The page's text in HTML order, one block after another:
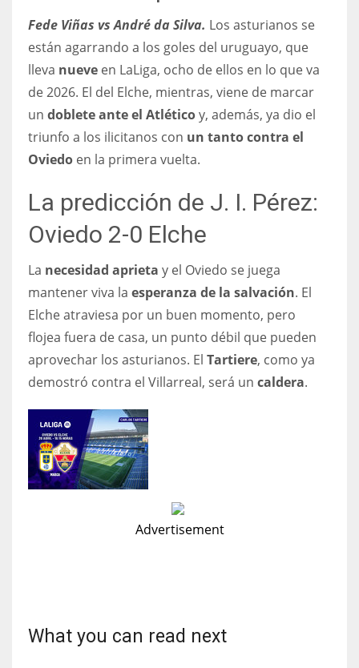
Fede Viñas vs André da Silva. Los asturianos se
están agarrando a los goles del uruguayo, que
lleva nueve en LaLiga, ocho de ellos en lo que va
de 2026. El del Elche, mientras, viene de marcar
un doblete ante el Atléticoy, además, ya dio el
triunfo a los ilicitanos con un tanto contra el
Oviedo en la primera vuelta.
La predicción de J. I. Pérez:
Oviedo 2-0 Elche
La necesidad aprieta y el Oviedo se juega
mantener viva la esperanza de la salvación. El
Elche atraviesa por un buen momento, pero
flojea fuera de casa, un punto débil que pueden
aprovechar los asturianos. El Tartiere, como ya
demostró contra el Villarreal, será un caldera.
Advertisement
What you can read next